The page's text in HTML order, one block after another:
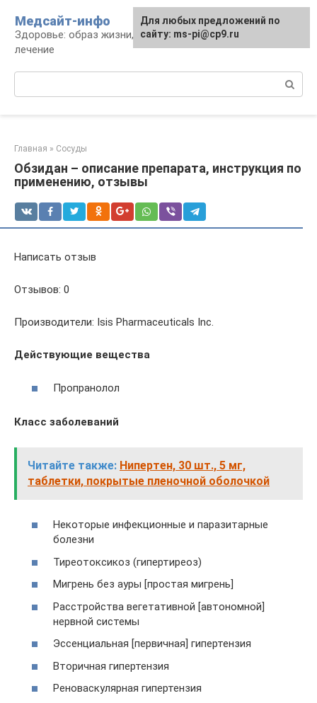
контенту
Медсайт-инфо
Здоровье: образ жизни, профилактика и
лечение
Главная » Сосуды
Обзидан – описание препарата, инструкция по
применению, отзывы
Написать отзыв
Отзывов: 0
Производители: Isis Pharmaceuticals Inc.
Действующие вещества
Пропранолол
Класс заболеваний
Читайте также: Нипертен, 30 шт., 5 мг,
таблетки, покрытые пленочной оболочкой
Некоторые инфекционные и паразитарные
болезни
Тиреотоксикоз (гипертиреоз)
Мигрень без ауры [простая мигрень]
Расстройства вегетативной [автономной]
нервной системы
Эссенциальная [первичная] гипертензия
Вторичная гипертензия
Реноваскулярная гипертензия
Для любых предложений по
сайту: ms-pi@cp9.ru